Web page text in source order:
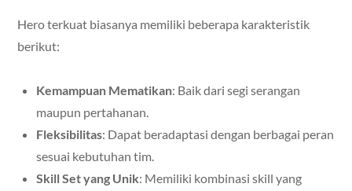
Hero terkuat biasanya memiliki beberapa karakteristik
berikut:
Kemampuan Mematikan: Baik dari segi serangan
maupun pertahanan.
Fleksibilitas: Dapat beradaptasi dengan berbagai peran
sesuai kebutuhan tim.
Skill Set yang Unik: Memiliki kombinasi skill yang